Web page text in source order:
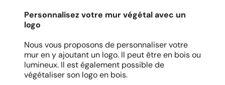
Personnalisez votre mur végétal avec un
logo
Nous vous proposons de personnaliser votre
mur en y ajoutant un logo. Il peut être en bois ou
lumineux. Il est également possible de
végétaliser son logo en bois.